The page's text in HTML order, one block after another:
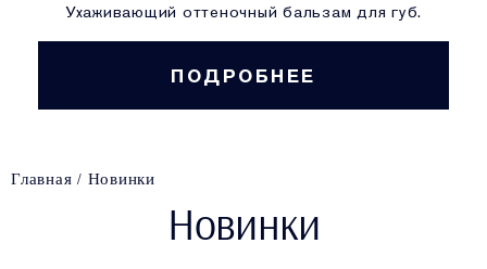
Ухаживающий оттеночный бальзам для губ.
ПОДРОБНЕЕ
Главная Новинки
Новинки